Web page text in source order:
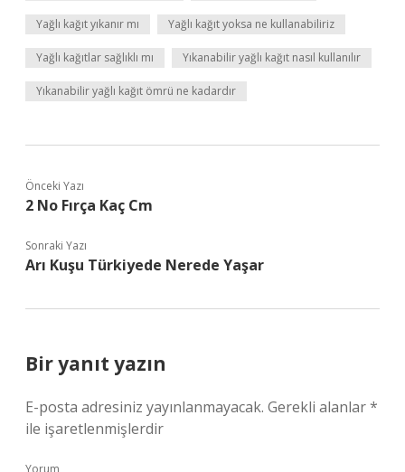
Yağlı kağıt yıkanır mı Yağlı kağıt yoksa ne kullanabiliriz
Yağlı kağıtlar sağlıklı mı Yıkanabilir yağlı kağıt nasıl kullanılır
Yıkanabilir yağlı kağıt ömrü ne kadardır
Önceki Yazı
2 No Fırça Kaç Cm
Sonraki Yazı
Arı Kuşu Türkiyede Nerede Yaşar
Bir yanıt yazın
E-posta adresiniz yayınlanmayacak. Gerekli alanlar*
ile işaretlenmişlerdir
Yorum